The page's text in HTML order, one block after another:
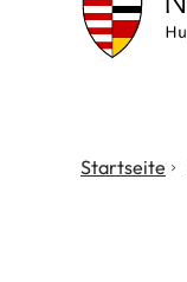
Isenburg
Startseite